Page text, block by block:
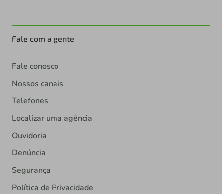
Fale com a gente
Fale conosco
Nossos canais
Telefones
Localizar uma agência
Ouvidoria
Denúncia
Segurança
Política de Privacidade